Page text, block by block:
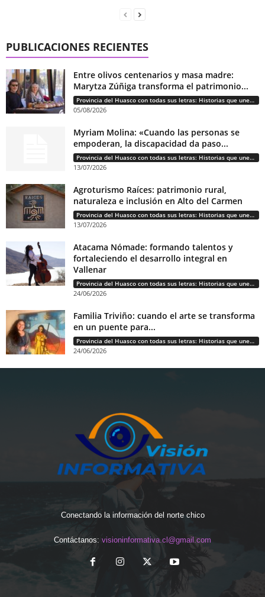
PUBLICACIONES RECIENTES
Entre olivos centenarios y masa madre:
Marytza Zúñiga transforma el patrimonio...
Provincia del Huasco con todas sus letras: Historias que unen cultura, diversidad e identidad
05/08/2026
Myriam Molina: «Cuando las personas se
empoderan, la discapacidad da paso...
Provincia del Huasco con todas sus letras: Historias que unen cultura, diversidad e identidad
13/07/2026
Agroturismo Raíces: patrimonio rural,
naturaleza e inclusión en Alto del Carmen
Provincia del Huasco con todas sus letras: Historias que unen cultura, diversidad e identidad
13/07/2026
Atacama Nómade: formando talentos y
fortaleciendo el desarrollo integral en
Vallenar
Provincia del Huasco con todas sus letras: Historias que unen cultura, diversidad e identidad
24/06/2026
Familia Triviño: cuando el arte se transforma
en un puente para...
Provincia del Huasco con todas sus letras: Historias que unen cultura, diversidad e identidad
24/06/2026
Conectando la información del norte chico
Contáctanos: visioninformativa.cl@gmail.com